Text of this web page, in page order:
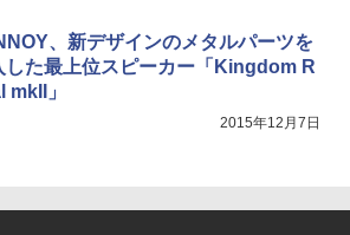
、新デザインのメタルパーツを
した最上位スピーカー「Kingdom R
mkII」
2015年12月7日